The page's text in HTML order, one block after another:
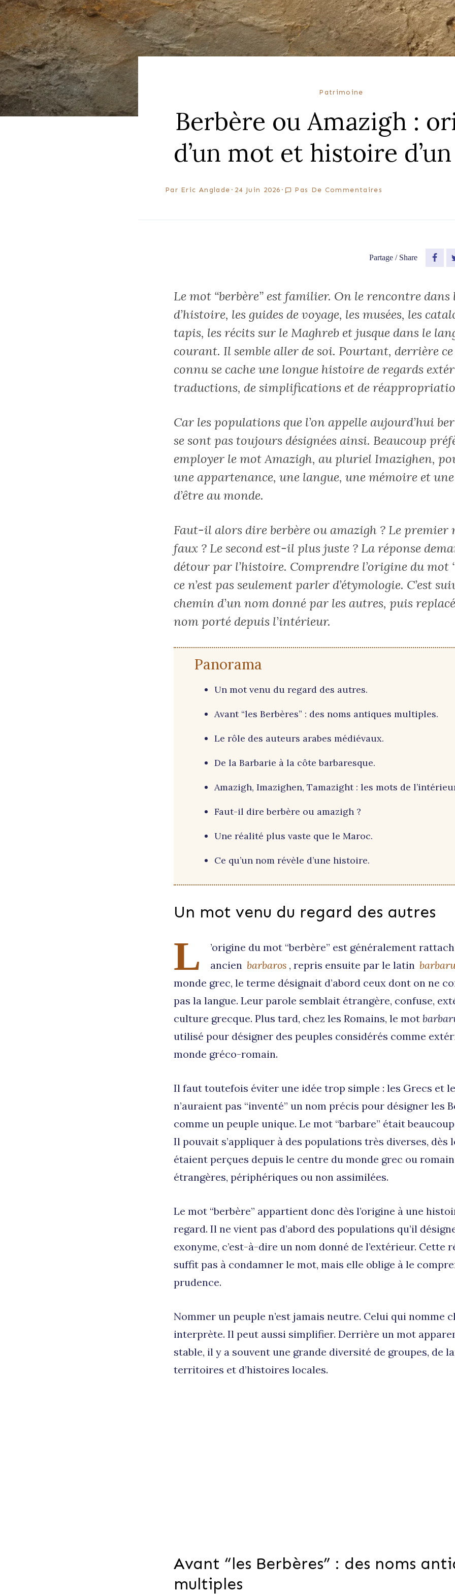
Patrimoine
Berbère ou Amazigh :
d’un mot et histoire
Par Eric Anglade 24 Juin 2026 Pas De Commentaires
Partage / Share
Le mot “berbère” est familier. On le rencontre dans
d’histoire, les guides de voyage, les musées, les
tapis, les récits sur le Maghreb et jusque dans le
courant. Il semble aller de soi. Pourtant, derrière
connu se cache une longue histoire de regards
traductions, de simplifications et de
Car les populations que l’on appelle aujourd’hui
se sont pas toujours désignées ainsi. Beaucoup
employer le mot Amazigh, au pluriel Imazighen,
une appartenance, une langue, une mémoire et
d’être au monde.
Faut-il alors dire berbère ou amazigh ? Le
faux ? Le second est-il plus juste ? La réponse
détour par l’histoire. Comprendre l’origine du mot
ce n’est pas seulement parler d’étymologie. C’est
chemin d’un nom donné par les autres, puis
nom porté depuis l’intérieur.
Panorama
Un mot venu du regard des autres.
Avant “les Berbères” : des noms antiques multiples.
Le rôle des auteurs arabes médiévaux.
De la Barbarie à la côte barbaresque.
Amazigh, Imazighen, Tamazight : les mots de
Faut-il dire berbère ou amazigh ?
Une réalité plus vaste que le Maroc.
Ce qu’un nom révèle d’une histoire.
Un mot venu du regard des autres
L
’origine du mot “berbère” est généralement
ancien barbaros , repris ensuite par le latin
monde grec, le terme désignait d’abord ceux dont on ne
pas la langue. Leur parole semblait étrangère, confuse,
culture grecque. Plus tard, chez les Romains, le mot
utilisé pour désigner des peuples considérés comme
monde gréco-romain.
Il faut toutefois éviter une idée trop simple : les Grecs et
n’auraient pas “inventé” un nom précis pour désigner les
comme un peuple unique. Le mot “barbare” était
Il pouvait s’appliquer à des populations très diverses, dès
étaient perçues depuis le centre du monde grec ou
étrangères, périphériques ou non assimilées.
Le mot “berbère” appartient donc dès l’origine à une
regard. Il ne vient pas d’abord des populations qu’il
exonyme, c’est-à-dire un nom donné de l’extérieur. Cette
suffit pas à condamner le mot, mais elle oblige à le
prudence.
Nommer un peuple n’est jamais neutre. Celui qui nomme
interprète. Il peut aussi simplifier. Derrière un mot
stable, il y a souvent une grande diversité de groupes, de
territoires et d’histoires locales.
Avant “les Berbères” : des noms
multiples